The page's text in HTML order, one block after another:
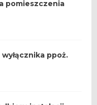
pomieszczenia
ppoż.